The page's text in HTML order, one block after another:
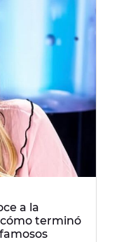
a la
cómo terminó